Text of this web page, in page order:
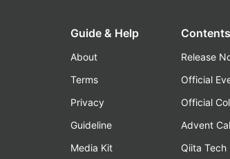
Guide & Help
About
Terms
Privacy
Guideline
Media Kit
Contents
Release
Official
Official
Advent
Qiita Tech